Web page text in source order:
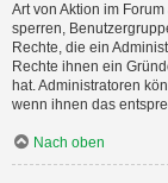
Art von Aktion im
sperren,
Rechte, die ein
Rechte ihnen ein
hat. Administratoren
wenn ihnen das
Nach oben